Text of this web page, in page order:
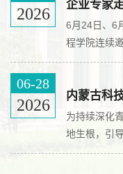
授专题党课
刻领会树立
立和践行正
2026
企业专家
​6月24日、6
程学院连续
专家走进《
共同构建了
位专家聚焦
深入讲解了
06-28
2026
内蒙古科
为持续深化
地生根，引
北疆家国情